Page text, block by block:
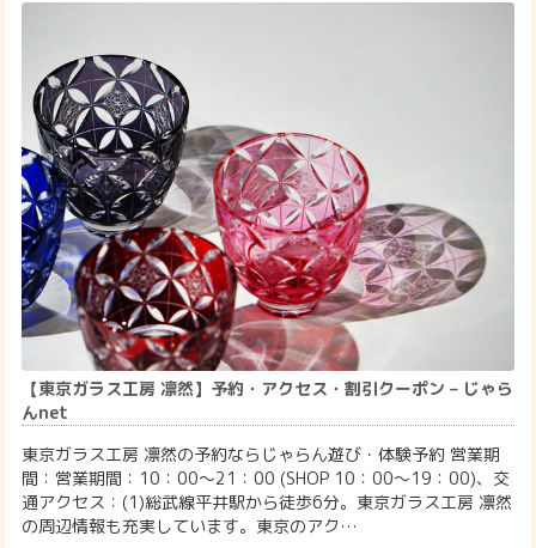
【東京ガラス工房 凛然】予約・アクセス・割引クーポン – じゃら
んnet
東京ガラス工房 凛然の予約ならじゃらん遊び・体験予約 営業期
間：営業期間：10：00～21：00 (SHOP 10：00～19：00)、交
通アクセス：(1)総武線平井駅から徒歩6分。東京ガラス工房 凛然
の周辺情報も充実しています。東京のアク…